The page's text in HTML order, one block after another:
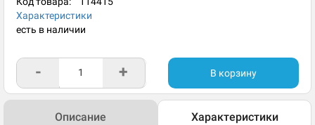
Характеристики
есть в наличии
- + В корзину
Описание Характеристики